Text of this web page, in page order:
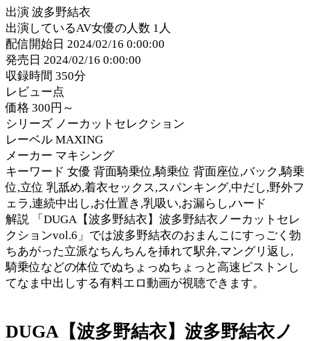
出演 波多野結衣
出演しているAV女優の人数 1人
配信開始日 2024/02/16 0:00:00
発売日 2024/02/16 0:00:00
収録時間 350分
レビュー点
価格 300円～
シリーズ ノーカットセレクション
レーベル MAXING
メーカー マキシング
キーワード 女優 背面騎乗位,騎乗位 背面座位,バック,騎乗
位,立位 乳舐め,着衣セックス,スパンキング,中だし,野外フ
ェラ,連続中出し,お仕置き,乳吸い,お漏らし,ハード
解説 「DUGA【波多野結衣】波多野結衣ノーカットセレ
クションvol.6」では波多野結衣のおまんこにすっごく勃
ちあがった立派なちんちんを挿れて駅弁,マングリ返し,
騎乗位などの体位でぬちょっぬちょっと高速ピストンし
てなま中出しする有料エロ動画が視聴できます。
DUGA【波多野結衣】波多野結衣ノ